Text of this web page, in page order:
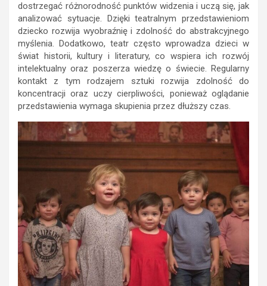
dostrzegać różnorodność punktów widzenia i uczą się, jak
analizować sytuacje. Dzięki teatralnym przedstawieniom
dziecko rozwija wyobraźnię i zdolność do abstrakcyjnego
myślenia. Dodatkowo, teatr często wprowadza dzieci w
świat historii, kultury i literatury, co wspiera ich rozwój
intelektualny oraz poszerza wiedzę o świecie. Regularny
kontakt z tym rodzajem sztuki rozwija zdolność do
koncentracji oraz uczy cierpliwości, ponieważ oglądanie
przedstawienia wymaga skupienia przez dłuższy czas.